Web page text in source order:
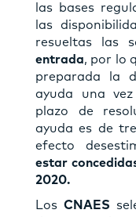
las bases
las
resueltas las
entrada, por lo
preparada la
ayuda una
plazo de
ayuda es de
efecto
estar
2020.
Los CNAES